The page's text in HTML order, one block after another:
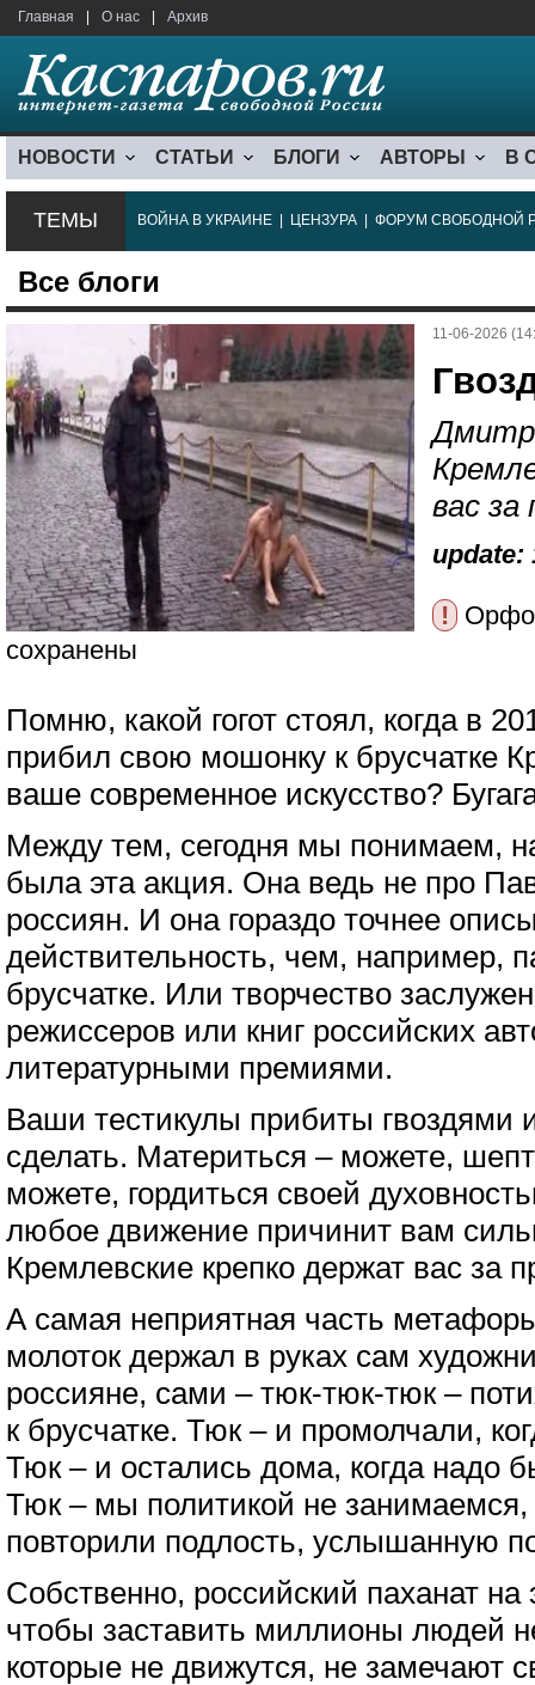
Главная О нас Архив
НОВОСТИ СТАТЬИ БЛОГИ АВТОРЫ В
ТЕМЫ ВОЙНА В УКРАИНЕ ЦЕНЗУРА ФОРУМ СВОБОДНОЙ
Все блоги
11-06-2026
вас за
update:
!
сохранены
Помню, какой гогот стоял, когда в
прибил свою мошонку к брусчатке
ваше современное искусство?
Между тем, сегодня мы понимаем,
была эта акция. Она ведь не про
россиян. И она гораздо точнее
действительность, чем, например,
брусчатке. Или творчество
режиссеров или книг российских
литературными премиями.
Ваши тестикулы прибиты гвоздями
сделать. Материться – можете,
можете, гордиться своей
любое движение причинит вам
Кремлевские крепко держат вас за
А самая неприятная часть
молоток держал в руках сам
россияне, сами – тюк-тюк-тюк –
к брусчатке. Тюк – и промолчали,
Тюк – и остались дома, когда надо
Тюк – мы политикой не
повторили подлость, услышанную
Собственно, российский паханат
чтобы заставить миллионы людей
которые не движутся, не замечают